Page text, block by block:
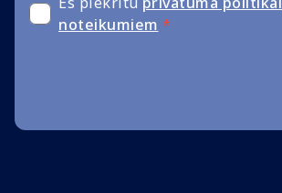
noteikumiem *